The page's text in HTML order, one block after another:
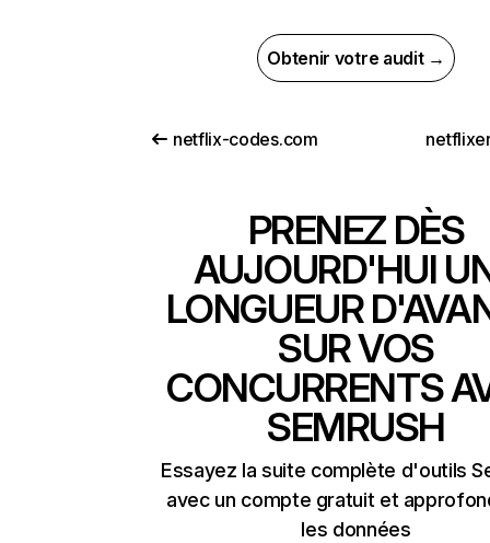
Obtenir votre audit →
netflix-codes.com
PRENEZ DÈS
AUJOURD'HUI
LONGUEUR
SUR VOS
CONCURRENTS
SEMRUSH
Essayez la suite complète d'outils
avec un compte gratuit et
les données